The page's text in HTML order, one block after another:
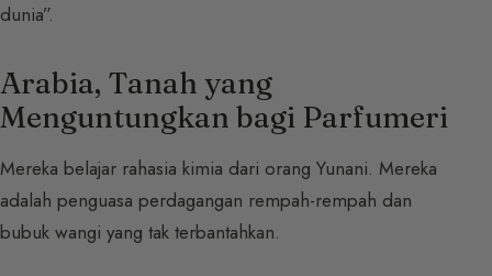
dunia”.
Arabia, Tanah yang
Menguntungkan bagi Parfumeri
Mereka belajar rahasia kimia dari orang Yunani. Mereka
adalah penguasa perdagangan rempah-rempah dan
bubuk wangi yang tak terbantahkan.